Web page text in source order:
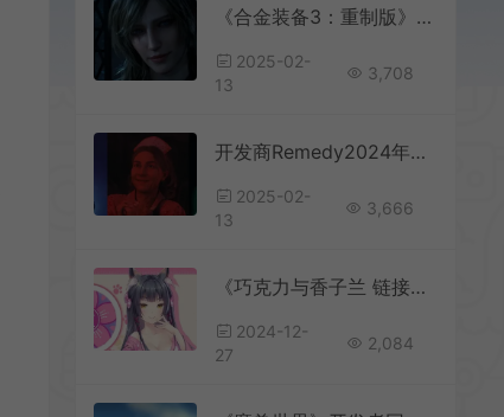
《合金装备3：重制版》将于8月28日发售 Steam预购开启
2025-02-
13
3,708
开发商Remedy2024年财报：收入上涨49%
2025-02-
13
3,666
《巧克力与香子兰 链接世界》正式公布 2026年发售
2024-12-
27
2,084